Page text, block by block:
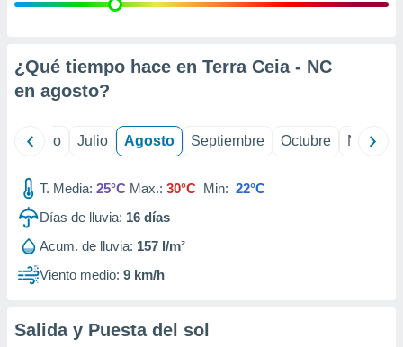
e
mediante
de
1199
¿Qué tiempo hace en Terra Ceia - NC
en agosto?
Junio Julio Agosto Septiembre Octubre
T. Media: 25°C Max.: 30°C Min: 22°C
Días de lluvia: 16 días
Acum. de lluvia: 157 l/m²
Viento medio: 9 km/h
Salida y Puesta del sol